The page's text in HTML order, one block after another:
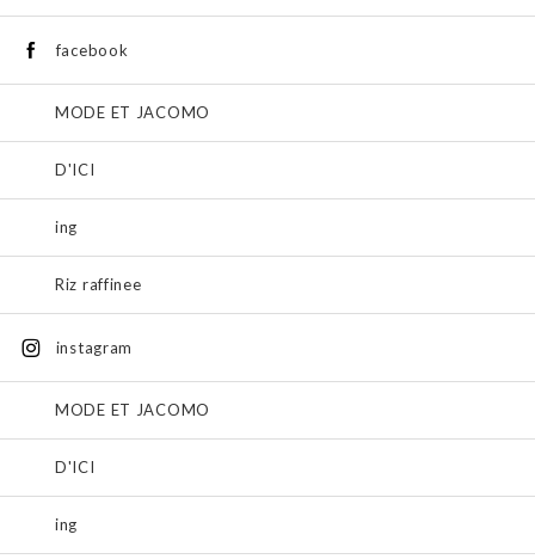
facebook
MODE ET JACOMO
D'ICI
ing
Riz raffinee
instagram
MODE ET JACOMO
D'ICI
ing